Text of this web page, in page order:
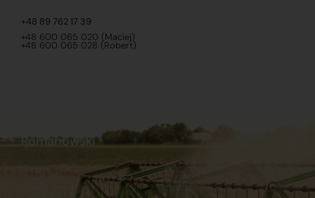
+48 89 762 17 39
+48 600 065 020 (Maciej)
+48 600 065 028 (Robert)
Romanowski
Sklep internetowy
Praca
Ubezpieczenia